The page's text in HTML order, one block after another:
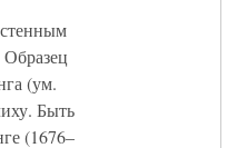
(ум.
Быть
(1676–